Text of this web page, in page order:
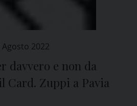
Agosto 2022
davvero e non da
Card. Zuppi a Pavia